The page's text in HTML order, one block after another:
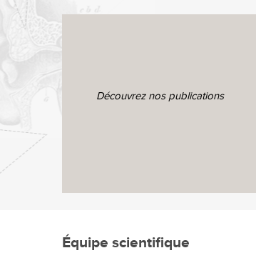
Découvrez nos publications
Équipe scientifique